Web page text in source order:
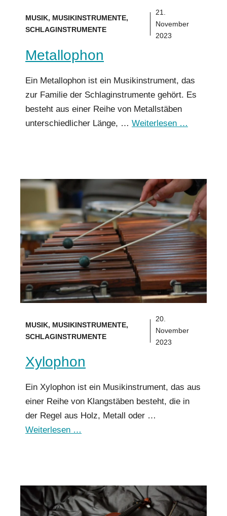
MUSIK, MUSIKINSTRUMENTE,
SCHLAGINSTRUMENTE
21.
November
2023
Metallophon
Ein Metallophon ist ein Musikinstrument, das
zur Familie der Schlaginstrumente gehört. Es
besteht aus einer Reihe von Metallstäben
unterschiedlicher Länge, … Weiterlesen …
MUSIK, MUSIKINSTRUMENTE,
SCHLAGINSTRUMENTE
20.
November
2023
Xylophon
Ein Xylophon ist ein Musikinstrument, das aus
einer Reihe von Klangstäben besteht, die in
der Regel aus Holz, Metall oder …
Weiterlesen …